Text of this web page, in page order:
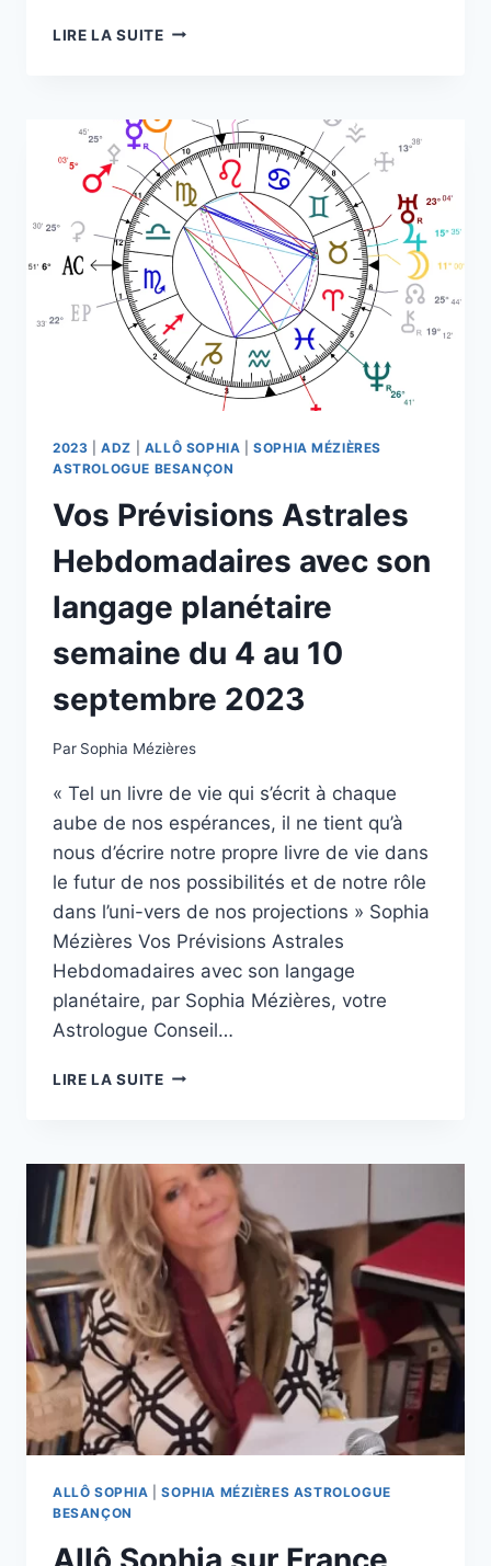
LIRE LA SUITELANGAGE
31
JUILLET
AU
6 AOÛT
2023
2023 |ADZ ALLÔ SOPHIA |SOPHIA MÉZIÈRES
ASTROLOGUE BESANÇON
Vos Prévisions Astrales
Hebdomadaires avec son
langage planétaire
semaine du 4 au 10
septembre 2023
Par Sophia Mézières
« Tel un livre de vie qui s’écrit à chaque
aube de nos espérances, il ne tient qu’à
nous d’écrire notre propre livre de vie dans
le futur de nos possibilités et de notre rôle
dans l’uni-vers de nos projections » Sophia
Mézières Vos Prévisions Astrales
Hebdomadaires avec son langage
planétaire, par Sophia Mézières, votre
Astrologue Conseil…
LIRE LA SUITEVOS
AVEC
SON
LANGAGE
PLANÉTAIRE
SEMAINE
DU
AU
10
SEPTEMBRE
2023
ALLÔ SOPHIA |SOPHIA MÉZIÈRES ASTROLOGUE
BESANÇON